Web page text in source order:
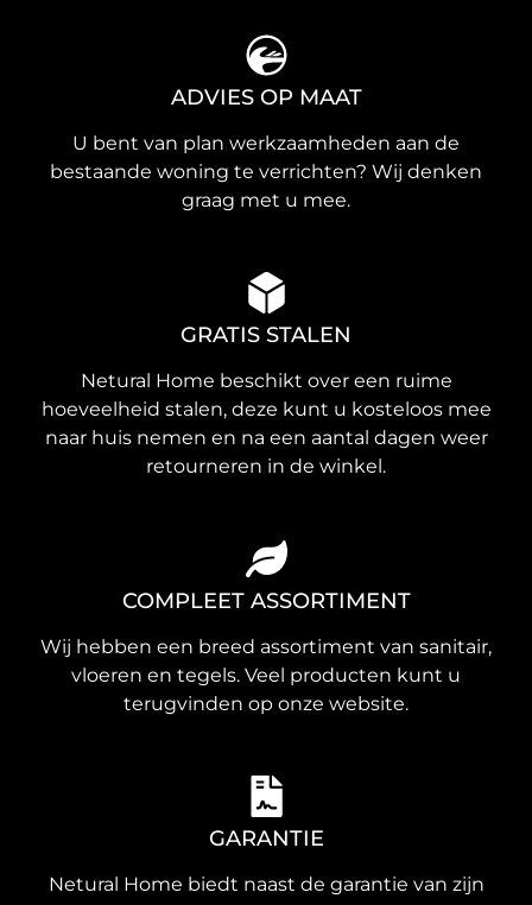
ADVIES OP MAAT
U bent van plan werkzaamheden aan de
bestaande woning te verrichten? Wij denken
graag met u mee.
GRATIS STALEN
Netural Home beschikt over een ruime
hoeveelheid stalen, deze kunt u kosteloos mee
naar huis nemen en na een aantal dagen weer
retourneren in de winkel.
COMPLEET ASSORTIMENT
Wij hebben een breed assortiment van sanitair,
vloeren en tegels. Veel producten kunt u
terugvinden op onze website.
GARANTIE
Netural Home biedt naast de garantie van zijn